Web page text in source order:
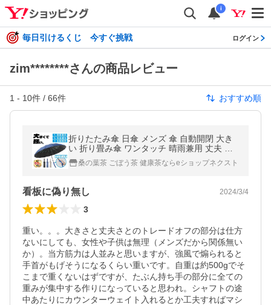
i
毎日引けるくじ 今すぐ挑戦 ログイン
zim********さんの商品レビュー
1 - 10件 / 66件 おすすめ順
折りたたみ傘 日傘 メンズ 傘 自動開閉 大き
い 折り畳み傘 ワンタッチ 晴雨兼用 丈夫 雨
傘 風に強い 16本骨 頑丈 耐風傘 カバー付き
強風対応 耐風強化傘
桑の葉茶 ごぼう茶 健康茶ならeショップネクスト
看板に偽り無し 2024/3/4
3
重い。。。大きさと丈夫さとのトレードオフの部分は仕方
ないにしても、女性や子供は無理（メンズだから関係無い
か）。当方筋力は人並みと思いますが、強風で煽られると
手首がもげそうになるくらい重いです。自重は約500gでそ
こまで重くないはずですが、たぶん持ち手の部分に全ての
重みが集中する作りになっていると思われ。シャフトの途
中あたりにカウンターウェイト入れるとか工夫すればマシ